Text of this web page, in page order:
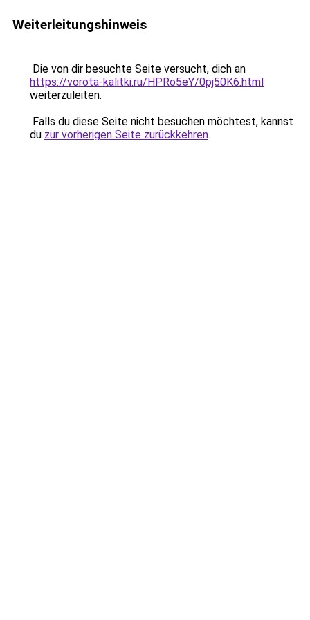
Weiterleitungshinweis
Die von dir besuchte Seite versucht, dich an
https://vorota-kalitki.ru/HPRo5eY/0pj50K6.html
weiterzuleiten.
Falls du diese Seite nicht besuchen möchtest, kannst
du zur vorherigen Seite zurückkehren.